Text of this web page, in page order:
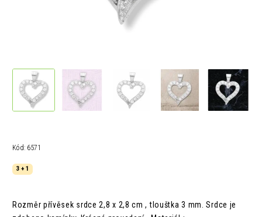
Kód: 6571
3 + 1
Rozměr přívěsek srdce 2,8 x 2,8 cm , tlouštka 3 mm. Srdce je